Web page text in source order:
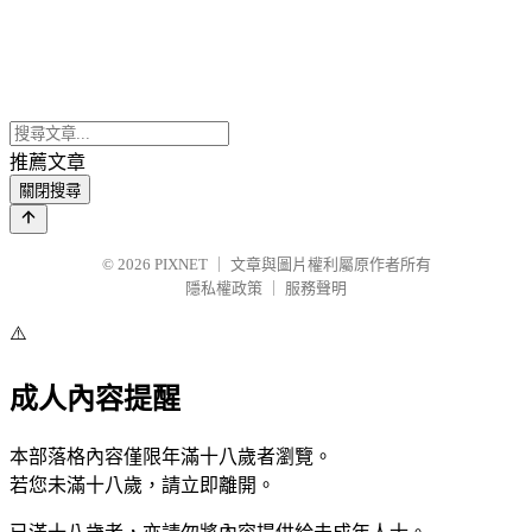
推薦文章
關閉搜尋
© 2026 PIXNET
文章與圖片權利屬原作者所有
隱私權政策
服務聲明
⚠️
成人內容提醒
本部落格內容僅限年滿十八歲者瀏覽。
若您未滿十八歲，請立即離開。